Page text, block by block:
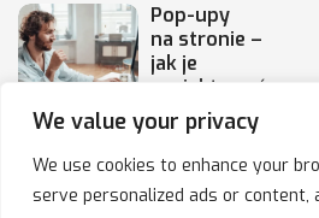
We value your privacy
We use cookies to enhance your
serve personalized ads or content,
Pop-upy
na stronie –
jak je
projektować,
by
10 Min Read